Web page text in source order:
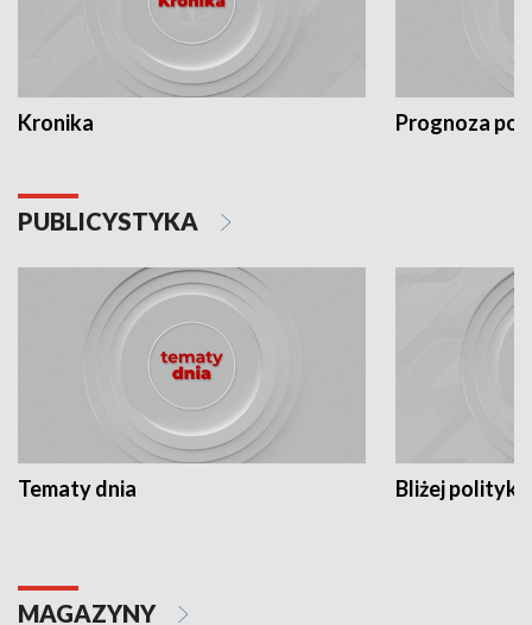
Kronika Prognoza
PUBLICYSTYKA
Tematy dnia Bliżej polityki
MAGAZYNY